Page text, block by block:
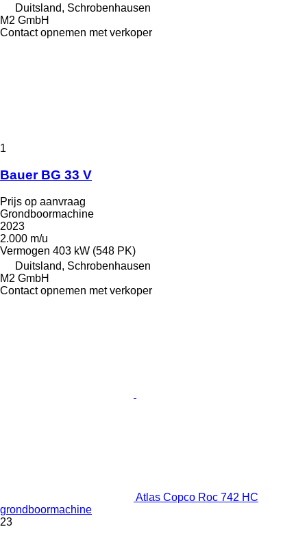
Duitsland, Schrobenhausen
M2 GmbH
Contact opnemen met verkoper
1
Bauer BG 33 V
Prijs op aanvraag
Grondboormachine
2023
2.000 m/u
Vermogen 403 kW (548 PK)
Duitsland, Schrobenhausen
M2 GmbH
Contact opnemen met verkoper
Atlas Copco Roc 742 HC
grondboormachine
23